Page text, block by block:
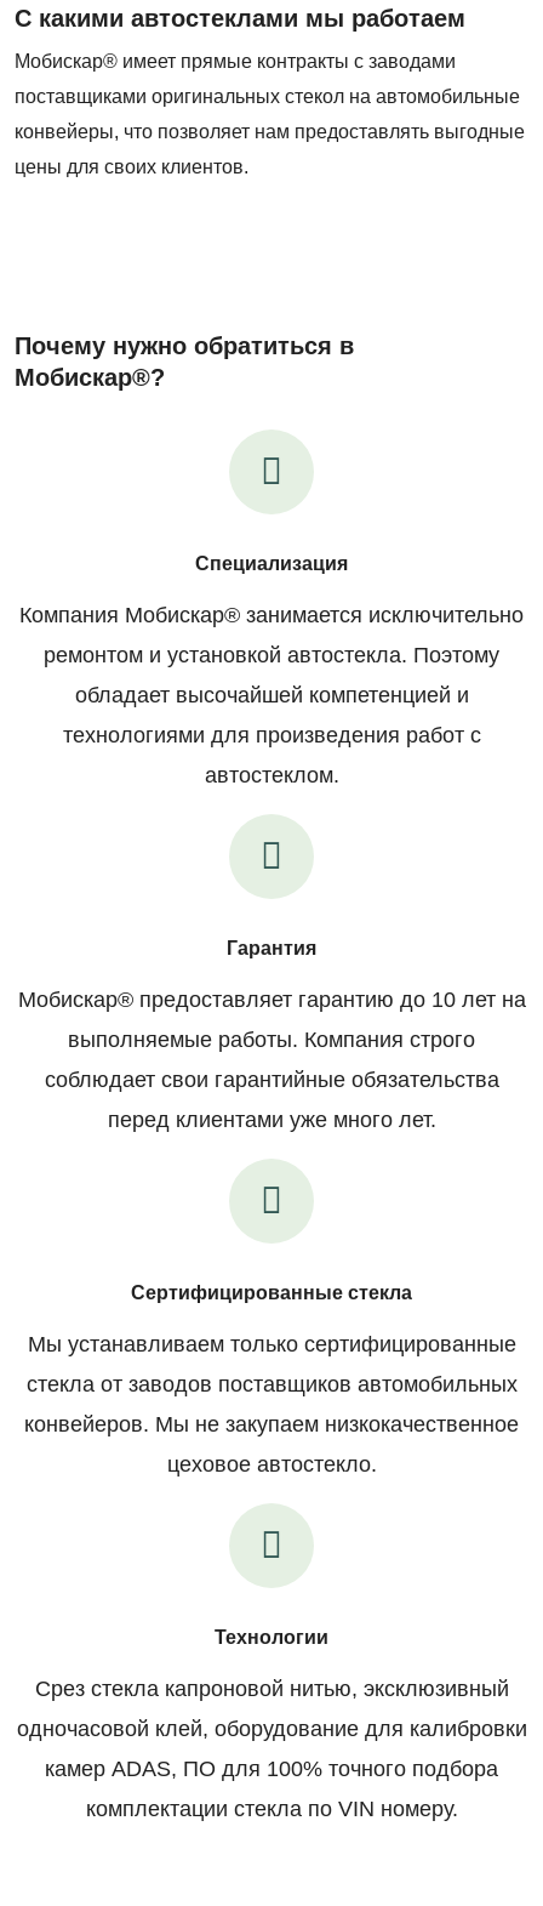
С какими автостеклами мы работаем
Мобискар® имеет прямые контракты с заводами
поставщиками оригинальных стекол на автомобильные
конвейеры, что позволяет нам предоставлять выгодные
цены для своих клиентов.
Почему нужно обратиться в
Мобискар®?
Специализация
Компания Мобискар® занимается исключительно
ремонтом и установкой автостекла. Поэтому
обладает высочайшей компетенцией и
технологиями для произведения работ с
автостеклом.
Гарантия
Мобискар® предоставляет гарантию до 10 лет на
выполняемые работы. Компания строго
соблюдает свои гарантийные обязательства
перед клиентами уже много лет.
Сертифицированные стекла
Мы устанавливаем только сертифицированные
стекла от заводов поставщиков автомобильных
конвейеров. Мы не закупаем низкокачественное
цеховое автостекло.
Технологии
Срез стекла капроновой нитью, эксклюзивный
одночасовой клей, оборудование для калибровки
камер ADAS, ПО для 100% точного подбора
комплектации стекла по VIN номеру.